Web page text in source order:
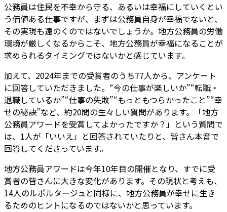
公務員は住民を不幸から守る、あるいは幸福にしていくとい
う価値ある仕事ですが、まずは公務員自身が幸福でないと、
その実現も遠のくのではないでしょうか。 地方公務員の労働
環境が厳しくなるからこそ、地方公務員が幸福になることが
求められるタイミングではないかと感じています。
加えて、2024年までの受賞者のうち77人から、アンケート
に回答していただきました。“今の仕事が楽しいか”“転職・
退職しているか”“仕事の失敗”“もっともつらかったこと”“幸
せの秘訣”など、約20問の生々しい質問があります。「地方
公務員アワードを受賞してよかったですか？」という質問で
は、1人が「いいえ」と回答されていたりと、皆さん本音で
回答してくださっています。
地方公務員アワードは今年10年目の開催となり、すでに受
賞者の皆さんに大きな変化があります。その現状と考えも、
14人のルポルタージュと同様に、地方公務員が幸せに生き
るためのヒントになるのではないかと思っています。